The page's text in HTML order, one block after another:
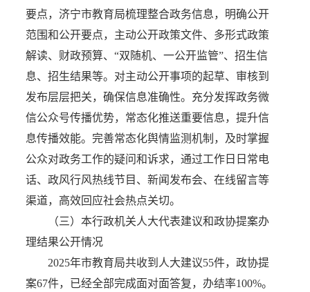
要点，济宁市教育局梳理整合政务信息，明确公开
范围和公开要点，主动公开政策文件、多形式政策
解读、财政预算、“双随机、一公开监管”、招生信
息、招生结果等。对主动公开事项的起草、审核到
发布层层把关，确保信息准确性。充分发挥政务微
信公众号传播优势，常态化推送重要信息，提升信
息传播效能。完善常态化舆情监测机制，及时掌握
公众对政务工作的疑问和诉求，通过工作日日常电
话、政风行风热线节目、新闻发布会、在线留言等
渠道，高效回应社会热点关切。
（三）本行政机关人大代表建议和政协提案办
理结果公开情况
2025年市教育局共收到人大建议55件，政协提
案67件，已经全部完成面对面答复，办结率100%。